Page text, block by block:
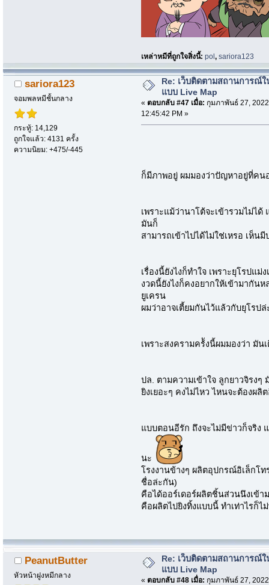
เหล่าหมีที่ถูกใจสิ่งนี้:pol,sariora123
sariora123
จอมพลหมีชั้นกลาง
กระทู้: 14,129
ถูกใจแล้ว: 4131 ครั้ง
ความนิยม: +475/-445
Re: เว็บติดตามสถานการณ์ใ
แบบ Live Map
« ตอบกลับ #47 เมื่อ: กุมภาพันธ์ 27,
12:45:42 PM »
ก็มีภาพอยู่ ผมมองว่าปัญหาอยู่ที่คน
เพราะแม้ว่านาโต้จะเข้ารวมไม่ไ
มันก็
สามารถเข้าไปได้ไม่ใช่เหรอ เห็น
เรื่องนี้ยังไงก็ทำใจ เพราะยุโรปแ
งวดนี้ยังไงก็คงอยากให้เข้ามากัน
ยูเครน
ผมว่าอาจเตี้ยมกันไว้แล้วกับยุโรปล่
เพราะสงครามคร้ังนี้ผมมองว่า มั
ปล. ตามความเข้าใจ ลูกยาวจิรงๆ
ยิงเยอะๆ คงไม่ไหว ไหนจะต้องผลิ
แบบตอนอีรัก ถึงจะไม่มีข่าวก็จริง
นะ
โรงงานข้างๆ ผลิตอุปกรณ์อิเล็กโ
ชื่อล่ะกัน)
คือได้ออร์เดอร์ผลิตชิ้นส่วนนึงเข้า
คือผลิตไปยิงทิ้งแบบนี้ ทำเท่าไรก็ไ
PeanutButter
หัวหน้าฝูงหมีกลาง
Re: เว็บติดตามสถานการณ์ใ
แบบ Live Map
« ตอบกลับ #48 เมื่อ: กุมภาพันธ์ 27,